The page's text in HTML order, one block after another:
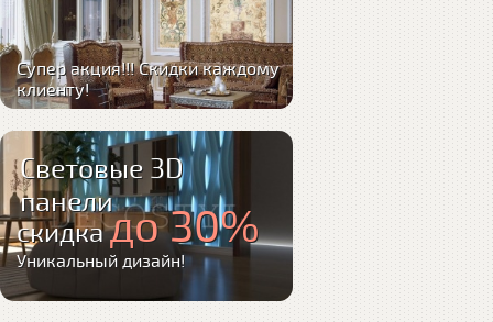
Супер акция!!! Скидки каждому
клиенту!
Световые 3D
панели
скидкадо 30%
Уникальный дизайн!